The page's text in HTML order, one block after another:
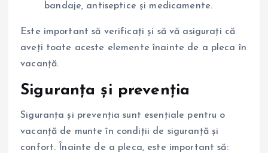
bandaje, antiseptice și medicamente.
Este important să verificați și să vă asigurați că
aveți toate aceste elemente înainte de a pleca în
vacanță.
Siguranța și prevenția
Siguranța și prevenția sunt esențiale pentru o
vacanță de munte în condiții de siguranță și
confort. Înainte de a pleca, este important să: